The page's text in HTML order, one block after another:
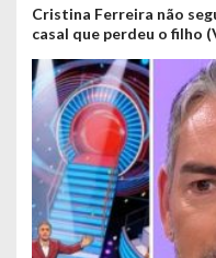
Cristina Ferreira não
casal que perdeu o filho